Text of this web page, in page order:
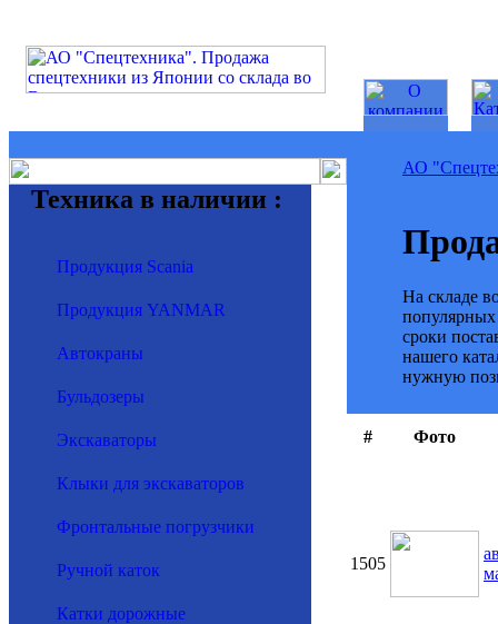
Техника в наличии :
Продукция Scania
Продукция YANMAR
Автокраны
Бульдозеры
Экскаваторы
Клыки для экскаваторов
Фронтальные погрузчики
Ручной каток
Катки дорожные
АО
На складе
популярных
сроки
нашего
нужную
# Фото
1505